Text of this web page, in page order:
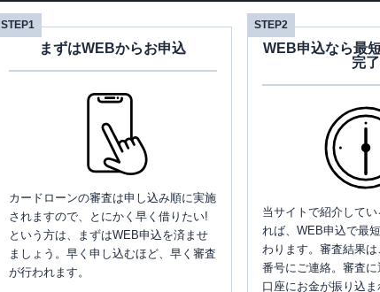
STEP1
まずはWEBからお申込
カードローンの審査は申し込み順に実施
されますので、とにかく早く借りたい!
という方は、まずはWEB申込を済ませ
ましょう。早く申し込むほど、早く審査
が行われます。
STEP2
WEB申込なら最
完了
当サイトで紹介して
れば、WEB申込で最
わります。審査結果
番号にご連絡。審査
口座にお金が振り込ま